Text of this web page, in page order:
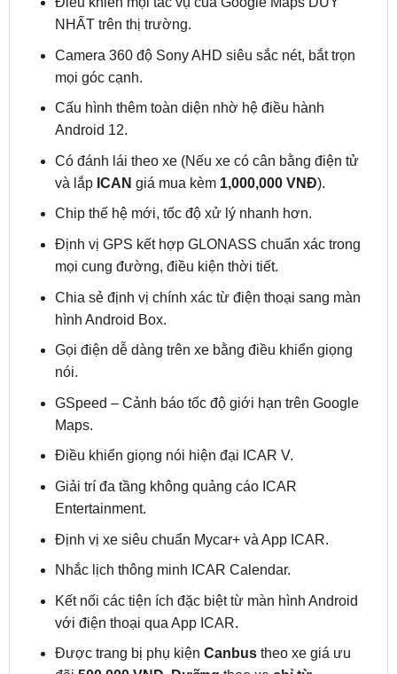
Camera 360 độ Sony AHD siêu sắc nét, bắt trọn
mọi góc cạnh.
Cấu hình thêm toàn diện nhờ hệ điều hành
Android 12.
Có đánh lái theo xe (Nếu xe có cân bằng điện tử
và lắpICAN
Chip thế hệ mới, tốc độ xử lý nhanh hơn.
mọi cung đường, điều kiện thời tiết.
Chia sẻ định vị chính xác từ điện thoại sang màn
hình Android Box.
Gọi điện dễ dàng trên xe bằng điều khiển giọng
nói.
GSpeed – Cảnh báo tốc độ giới hạn trên Google
Maps.
Điều khiển giọng nói hiện đại ICAR V.
Entertainment.
Định vị xe siêu chuẩn Mycar+ và App ICAR.
với điện thoại qua App ICAR.
Được trang bị phụ kiện Canbustheo xe giá ưu
đãi 500,000 VNĐ,Dưỡngtheo xe
500,000 VNĐ.